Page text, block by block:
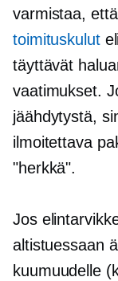
varmistaa,
toimituskulut
täyttävät
vaatimukset.
jäähdytystä,
ilmoitettava
"herkkä".
Jos
altistuessaan
kuumuudelle